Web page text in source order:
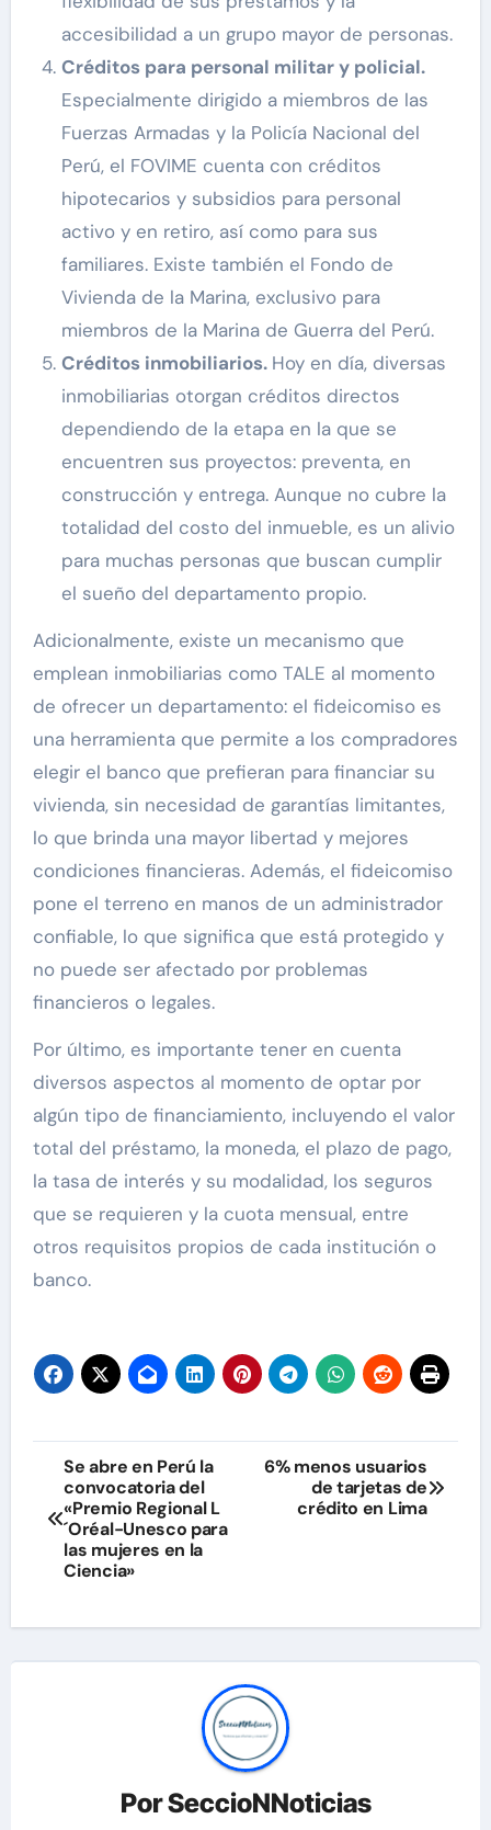
accesibilidad a un grupo mayor de personas.
Créditos para personal militar y policial.
Especialmente dirigido a miembros de las
Fuerzas Armadas y la Policía Nacional del
Perú, el FOVIME cuenta con créditos
hipotecarios y subsidios para personal
activo y en retiro, así como para sus
familiares. Existe también el Fondo de
Vivienda de la Marina, exclusivo para
miembros de la Marina de Guerra del Perú.
Créditos inmobiliarios. Hoy en día, diversas
inmobiliarias otorgan créditos directos
dependiendo de la etapa en la que se
encuentren sus proyectos: preventa, en
construcción y entrega. Aunque no cubre la
totalidad del costo del inmueble, es un alivio
para muchas personas que buscan cumplir
el sueño del departamento propio.
Adicionalmente, existe un mecanismo que
emplean inmobiliarias como TALE al momento
de ofrecer un departamento: el fideicomiso es
una herramienta que permite a los compradores
elegir el banco que prefieran para financiar su
vivienda, sin necesidad de garantías limitantes,
lo que brinda una mayor libertad y mejores
condiciones financieras. Además, el fideicomiso
pone el terreno en manos de un administrador
confiable, lo que significa que está protegido y
no puede ser afectado por problemas
financieros o legales.
Por último, es importante tener en cuenta
diversos aspectos al momento de optar por
algún tipo de financiamiento, incluyendo el valor
total del préstamo, la moneda, el plazo de pago,
la tasa de interés y su modalidad, los seguros
que se requieren y la cuota mensual, entre
otros requisitos propios de cada institución o
banco.
Navegación
de
entradas
Se abre en Perú la
convocatoria del
«Premio Regional L
´Oréal-Unesco para
las mujeres en la
Ciencia»
6% menos usuarios
de tarjetas de
crédito en Lima
PorSeccioNNoticias